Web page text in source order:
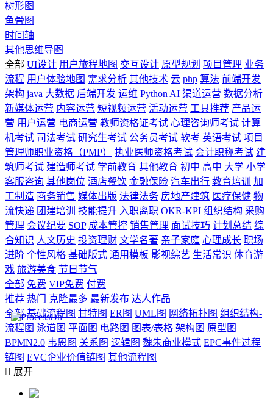
树形图
鱼骨图
时间轴
其他思维导图
全部 UI设计 用户旅程地图 交互设计 原型规划 项目管理 业务
流程 用户体验地图 需求分析 其他技术 云 php 算法 前端开发
架构 java 大数据 后端开发 运维 Python AI 渠道运营 数据分析
新媒体运营 内容运营 短视频运营 活动运营 工具推荐 产品运
营 用户运营 电商运营 教师资格证考试 心理咨询师考试 计算
机考试 司法考试 研究生考试 公务员考试 软考 英语考试 项目
管理师职业资格（PMP）
执业医师资格考试 会计职称考试 建
筑师考试 建造师考试 学前教育 其他教育 初中 高中 大学 小学
客服咨询 其他岗位 酒店餐饮 金融保险 汽车出行 教育培训
加
工制造 商务销售 媒体出版 法律法务 房地产建筑 医疗保健 物
流快递 团建培训 技能提升 入职离职 OKR-KPI 组织结构 采购
管理 会议纪要 SOP 成本管控 销售管理 面试技巧 计划总结 综
合知识 人文历史 投资理财 文学名著 亲子家庭 心理成长 职场
进阶 个性风格 基础版式 通用模板 影视综艺 生活常识 体育游
戏 旅游美食 节日节气
全部 免费 VIP免费 付费
推荐 热门 克隆最多 最新发布 达人作品
全部 基础流程图 甘特图 ER图 UML图 网络拓扑图 组织结构-
流程图 泳道图 平面图 电路图 图表/表格 架构图 原型图
BPMN2.0 韦恩图 关系图 逻辑图 魏朱商业模式 EPC事件过程
链图 EVC企业价值链图 其他流程图
 展开